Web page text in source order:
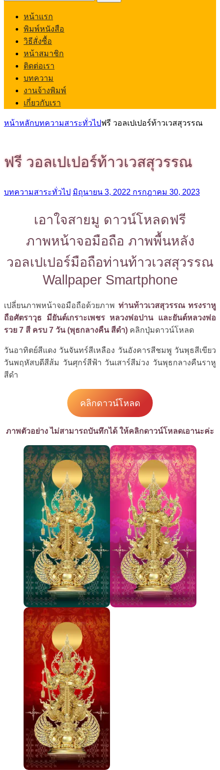
หน้าแรก
พิมพ์หนังสือ
วิธีสั่งซื้อ
หน้าสมาชิก
ติดต่อเรา
บทความ
งานจ้างพิมพ์
เกี่ยวกับเรา
หน้าหลักบทความสาระทั่วไปฟรี วอลเปเปอร์ท้าวเวสสุวรรณ
ฟรี วอลเปเปอร์ท้าวเวสสุวรรณ
บทความสาระทั่วไป มิถุนายน 3, 2022 กรกฎาคม 30, 2023
เอาใจสายมู ดาวน์โหลดฟรี
ภาพหน้าจอมือถือ ภาพพื้นหลัง
วอลเปเปอร์มือถือท่านท้าวเวสสุวรรณ
Wallpaper Smartphone
เปลี่ยนภาพหน้าจอมือถือด้วยภาพ ท่านท้าวเวสสุวรรณ ทรงราหู
ถือศัตราวุธ มียันต์เกราะเพชร หลวงพ่อปาน และยันต์หลวงพ่อ
รวย 7 สี ครบ 7 วัน (พุธกลางคืน สีดำ) คลิกปุ่มดาวน์โหลด
วันอาทิตย์สีแดง วันจันทร์สีเหลือง วันอังคารสีชมพู วันพุธสีเขียว
วันพฤหัสบดีสีส้ม วันศุกร์สีฟ้า วันเสาร์สีม่วง วันพุธกลางคืนราหู
สีดำ
คลิกดาวน์โหลด
ภาพตัวอย่าง ไม่สามารถบันทึกได้ ให้คลิกดาวน์โหลดเอานะค่ะ